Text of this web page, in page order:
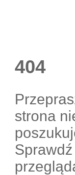
404
strona